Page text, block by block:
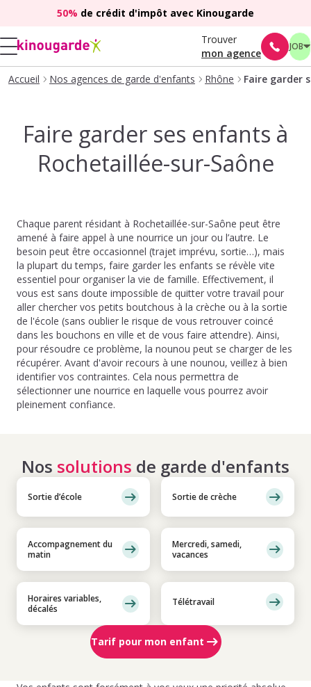
50% de crédit d'impôt avec Kinougarde
Trouver
mon agence
JOB
Accueil Nos agences de garde d'enfants Rhône Faire garder
Faire garder ses enfants à
Rochetaillée-sur-Saône
Chaque parent résidant à Rochetaillée-sur-Saône peut être
amené à faire appel à une nourrice un jour ou l’autre. Le
besoin peut être occasionnel (trajet imprévu, sortie…), mais
la plupart du temps, faire garder les enfants se révèle vite
essentiel pour organiser la vie de famille. Effectivement, il
vous est sans doute impossible de quitter votre travail pour
aller chercher vos petits boutchous à la crèche ou à la sortie
de l'école (sans oublier le risque de vous retrouver coincé
dans les bouchons en ville et de vous faire attendre). Ainsi,
pour résoudre ce problème, la nounou peut se charger de les
récupérer. Avant d'avoir recours à une nounou, veillez à bien
identifier vos contraintes. Cela nous permettra de
sélectionner une nourrice en laquelle vous pourrez avoir
pleinement confiance.
Nos solutions de garde d'enfants
Sortie d’école Sortie de crèche
Accompagnement du
matin
Mercredi, samedi,
vacances
Horaires variables,
décalés
Télétravail
Tarif pour mon enfant